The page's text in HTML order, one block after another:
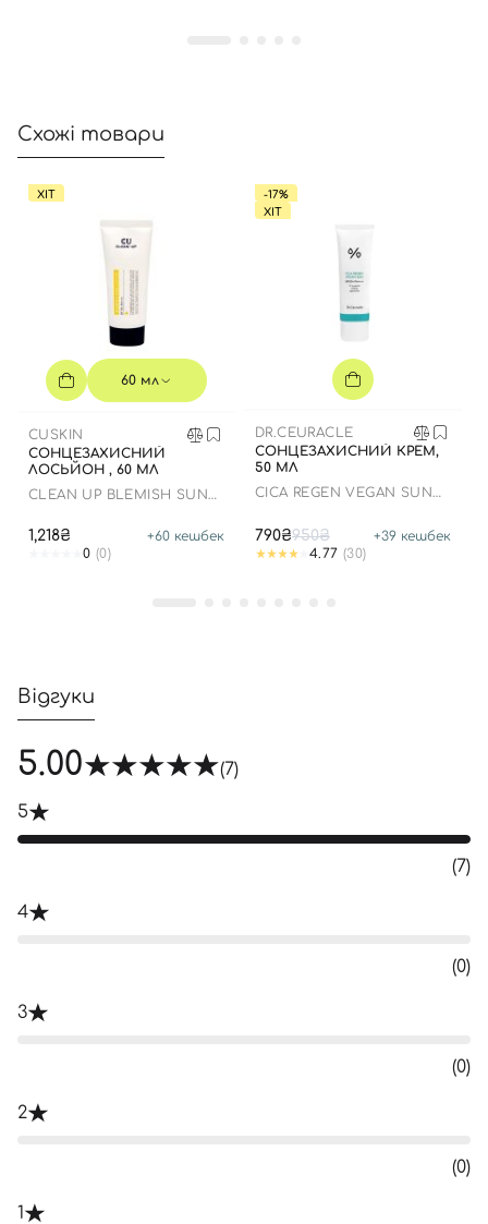
Схожі товари
ХІТ
60 мл
CUSKIN
СОНЦЕЗАХИСНИЙ
ЛОСЬЙОН , 60 МЛ
CLEAN UP BLEMISH SUN
1,218₴ +60 кешбек
0 (0)
-17%
ХІТ
DR.CEURACLE
СОНЦЕЗАХИСНИЙ КРЕМ,
50 МЛ
СICA REGEN VEGAN SUN
790₴950₴ +39 кешбек
4.77 (30)
Відгуки
5.00 (7)
5
(7)
4
(0)
3
(0)
2
(0)
1
Реєстрація
Номер телефону
Відправляючи форму для авторизації/реєстрації ви
приймаєте умовиУгоди користувача
Далі
Увійти за допомогою e-mail